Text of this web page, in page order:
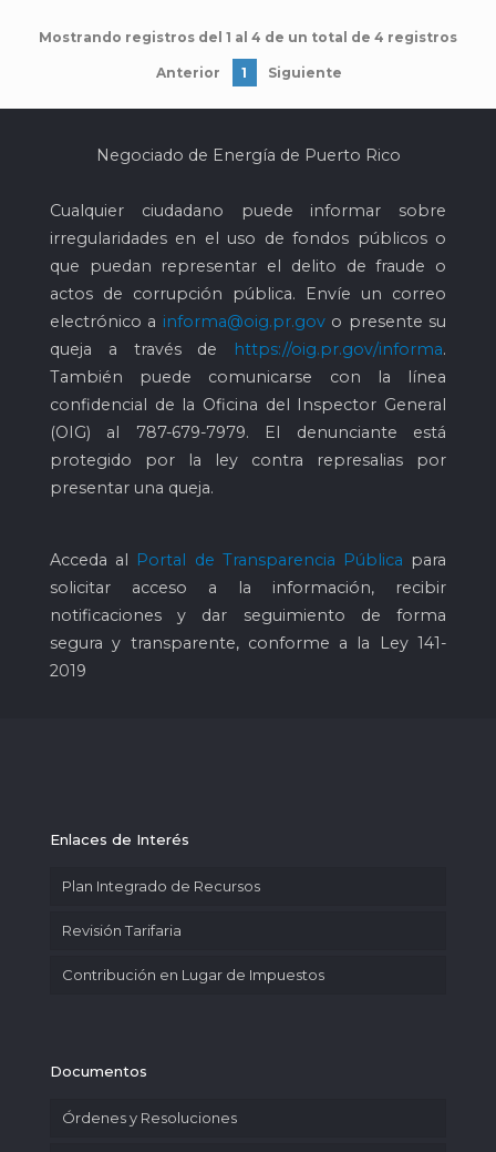
Mostrando registros del 1 al 4 de un total de 4 registros
Anterior 1 Siguiente
Negociado de Energía de Puerto Rico
Cualquier ciudadano puede informar sobre
irregularidades en el uso de fondos públicos o
que puedan representar el delito de fraude o
actos de corrupción pública. Envíe un correo
electrónico a informa@oig.pr.govo presente su
queja a través de
https://oig.pr.gov/informa.
También puede comunicarse con la línea
confidencial de la Oficina del Inspector General
(OIG) al 787-679-7979. El denunciante está
protegido por la ley contra represalias por
presentar una queja.
Acceda al Portal de Transparencia Pública para
solicitar acceso a la información, recibir
notificaciones y dar seguimiento de forma
segura y transparente, conforme a la Ley 141-
2019
Enlaces de Interés
Plan Integrado de Recursos
Revisión Tarifaria
Contribución en Lugar de Impuestos
Documentos
Órdenes y Resoluciones